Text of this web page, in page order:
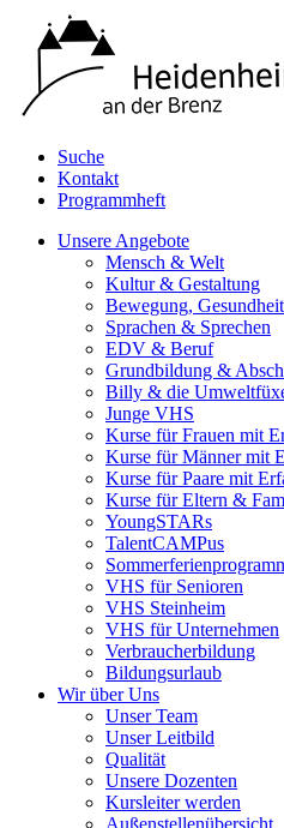
Suche
Kontakt
Programmheft
Unsere Angebote
Mensch & Welt
Kultur & Gestaltung
Bewegung,
Sprachen & Sprechen
EDV & Beruf
Grundbildung &
Billy & die
Junge VHS
Kurse für Frauen mit
Kurse für Männer mit
Kurse für Paare mit
Kurse für Eltern &
YoungSTARs
TalentCAMPus
VHS für Senioren
VHS Steinheim
VHS für Unternehmen
Verbraucherbildung
Bildungsurlaub
Wir über Uns
Unser Team
Unser Leitbild
Qualität
Unsere Dozenten
Kursleiter werden
Außenstellenübersicht